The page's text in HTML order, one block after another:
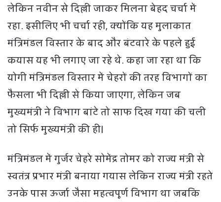
लेकिन नवीन से दिल्ली जाकर मिलना बेहद चर्चा में
रहा. इसीलिए भी चर्चा रही, क्योंकि यह मुलाकात
मंत्रिमंडल विस्तार के बाद और बंटवारे के पहले हुई
कयास यह भी लगाए जा रहे थे. कहा जा रहा था कि
योगी मंत्रिमंडल विस्तार में चेहरों की तरह विभागों का
फैसला भी दिल्ली से किया जाएगा, लेकिन जब
मुख्यमंत्री ने विभाग बांटे तो साफ दिख गया की चली
तो सिर्फ मुख्यमंत्री की ही।
मंत्रिमंडल में गुर्जर चेहरे सोमेंद्र तोमर को राज्य मंत्री से
स्वतंत्र प्रभार मंत्री बनाया गयास लेकिन राज्य मंत्री रहते
उनके पास ऊर्जा जैसा महत्वपूर्ण विभाग था जबकि